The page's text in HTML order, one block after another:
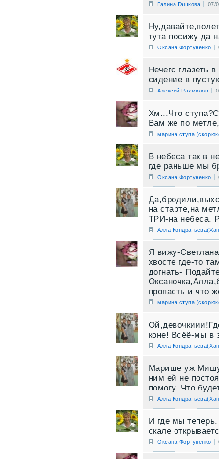
Галина Гашкова 07/
тута посижу да
Оксана Фортуненко
Нечего глазеть
сидение в
Алексей Рахмилов
Хм...Что
Вам же по
марина ступа
В небеса так в
где раньше мы
Оксана Фортуненко
на старте,на
ТРИ-на небеса.
Алла
Я вижу-
хвосте где-то
догнать-
пропасть и что
марина ступа
коне! Всёё-мы в
Алла
Марише уж Мишу
ним ей не
помогу. Что
Алла
И где мы
скале
Оксана Фортуненко